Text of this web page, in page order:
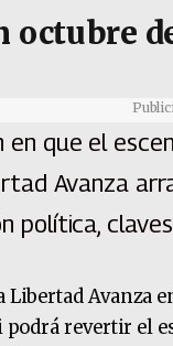
octubre
en que el
Avanza
política,
Libertad Avanza
podrá revertir el